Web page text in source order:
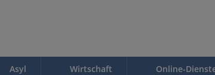
Asyl Wirtschaft Online-